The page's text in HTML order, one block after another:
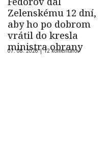
Zelenskému 12 dní,
aby ho po dobrom
vrátil do kresla
ministra obrany
07. 08. 2026 |12 komentárov